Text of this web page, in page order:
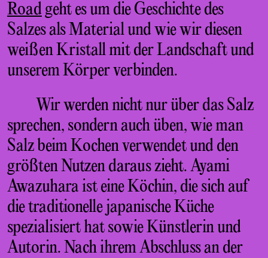
Roadgeht es um die Geschichte des
Salzes als Material und wie wir diesen
weißen Kristall mit der Landschaft und
unserem Körper verbinden.
Wir werden nicht nur über das Salz
sprechen, sondern auch üben, wie man
Salz beim Kochen verwendet und den
größten Nutzen daraus zieht. Ayami
Awazuhara ist eine Köchin, die sich auf
die traditionelle japanische Küche
spezialisiert hat sowie Künstlerin und
Autorin. Nach ihrem Abschluss an der